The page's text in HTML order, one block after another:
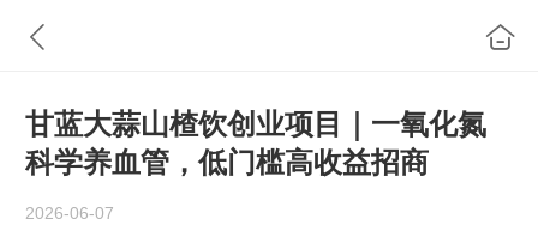
甘蓝大蒜山楂饮创业项目｜一氧化氮
科学养血管，低门槛高收益招商
2026-06-07